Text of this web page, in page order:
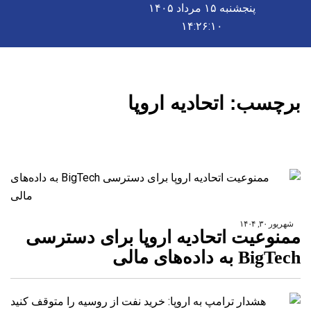
پنجشنبه ۱۵ مرداد ۱۴۰۵
۱۴:۲۶:۱۱
برچسب: اتحادیه اروپا
شهریور ۳۰, ۱۴۰۴
ممنوعیت اتحادیه اروپا برای دسترسی
BigTech به داده‌های مالی